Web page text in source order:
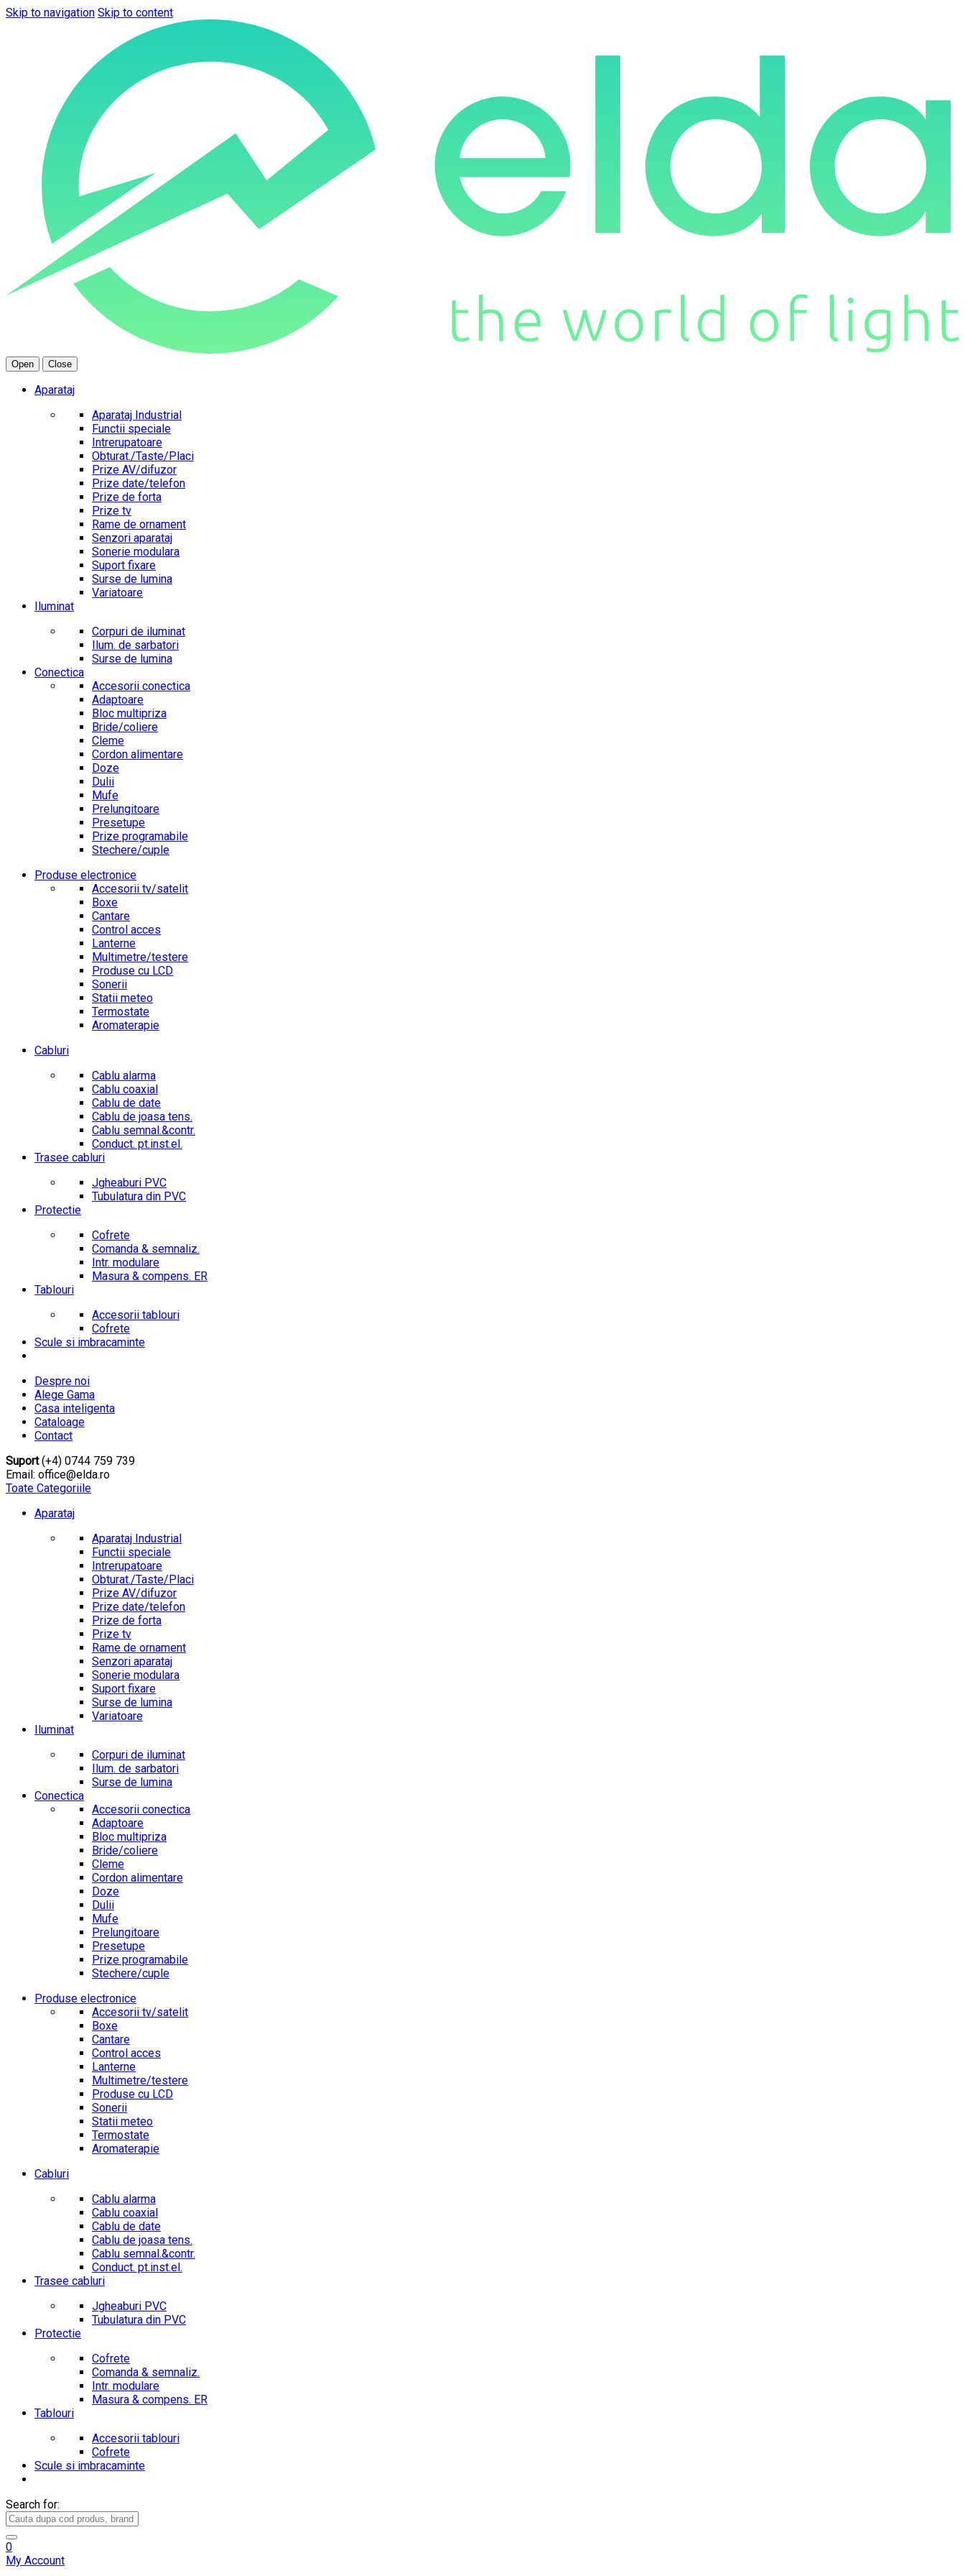
Skip to navigation Skip to content
Open Close
Aparataj
Aparataj Industrial
Functii speciale
Intrerupatoare
Obturat./Taste/Placi
Prize AV/difuzor
Prize date/telefon
Prize de forta
Prize tv
Rame de ornament
Senzori aparataj
Sonerie modulara
Suport fixare
Surse de lumina
Variatoare
Iluminat
Corpuri de iluminat
Ilum. de sarbatori
Surse de lumina
Conectica
Accesorii conectica
Adaptoare
Bloc multipriza
Bride/coliere
Cleme
Cordon alimentare
Doze
Dulii
Mufe
Prelungitoare
Presetupe
Prize programabile
Stechere/cuple
Produse electronice
Accesorii tv/satelit
Boxe
Cantare
Control acces
Lanterne
Multimetre/testere
Produse cu LCD
Sonerii
Statii meteo
Termostate
Aromaterapie
Cabluri
Cablu alarma
Cablu coaxial
Cablu de date
Cablu de joasa tens.
Cablu semnal.&contr.
Conduct. pt.inst.el.
Trasee cabluri
Jgheaburi PVC
Tubulatura din PVC
Protectie
Cofrete
Comanda & semnaliz.
Intr. modulare
Masura & compens. ER
Tablouri
Accesorii tablouri
Cofrete
Scule si imbracaminte
Despre noi
Alege Gama
Casa inteligenta
Cataloage
Contact
Suport(+4) 0744 759 739
Email: office@elda.ro
Toate Categoriile
Aparataj
Aparataj Industrial
Functii speciale
Intrerupatoare
Obturat./Taste/Placi
Prize AV/difuzor
Prize date/telefon
Prize de forta
Prize tv
Rame de ornament
Senzori aparataj
Sonerie modulara
Suport fixare
Surse de lumina
Variatoare
Iluminat
Corpuri de iluminat
Ilum. de sarbatori
Surse de lumina
Conectica
Accesorii conectica
Adaptoare
Bloc multipriza
Bride/coliere
Cleme
Cordon alimentare
Doze
Dulii
Mufe
Prelungitoare
Presetupe
Prize programabile
Stechere/cuple
Produse electronice
Accesorii tv/satelit
Boxe
Cantare
Control acces
Lanterne
Multimetre/testere
Produse cu LCD
Sonerii
Statii meteo
Termostate
Aromaterapie
Cabluri
Cablu alarma
Cablu coaxial
Cablu de date
Cablu de joasa tens.
Cablu semnal.&contr.
Conduct. pt.inst.el.
Trasee cabluri
Jgheaburi PVC
Tubulatura din PVC
Protectie
Cofrete
Comanda & semnaliz.
Intr. modulare
Masura & compens. ER
Tablouri
Accesorii tablouri
Cofrete
Scule si imbracaminte
Search for:
0
My Account